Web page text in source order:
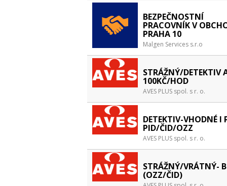
BEZPEČNOSTNÍ
PRACOVNÍK V
PRAHA 10
Malgen Services s.r.o
STRÁŽNÝ/DETEKTIV
100KČ/HOD
AVES PLUS spol. s r. o.
DETEKTIV-VHODNÉ I
PID/ČID/OZZ
AVES PLUS spol. s r. o.
STRÁŽNÝ/VRÁTNÝ-
(OZZ/ČID)